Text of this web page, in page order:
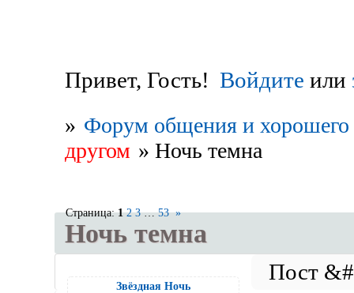
Привет, Гость! Войдите или
» Форум общения и хорошего
другом » Ночь темна
Ночь темна
Страница:1 2 3 … 53 »
Звёздная Ночь